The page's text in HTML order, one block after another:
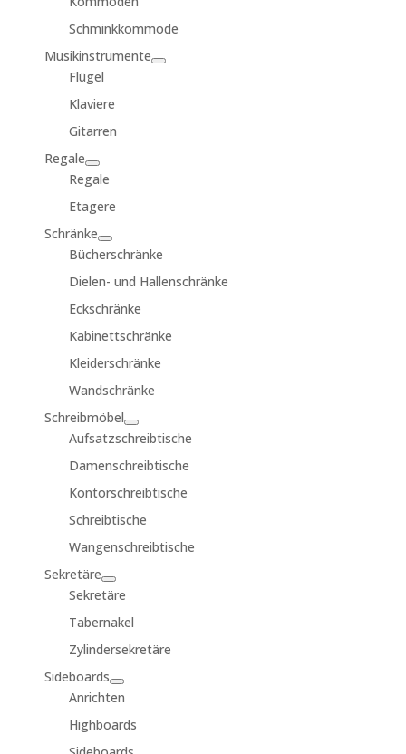
Schminkkommode
Musikinstrumente
Flügel
Klaviere
Gitarren
Regale
Regale
Etagere
Schränke
Bücherschränke
Dielen- und Hallenschränke
Eckschränke
Kabinettschränke
Kleiderschränke
Wandschränke
Schreibmöbel
Aufsatzschreibtische
Damenschreibtische
Kontorschreibtische
Schreibtische
Wangenschreibtische
Sekretäre
Sekretäre
Tabernakel
Zylindersekretäre
Sideboards
Anrichten
Highboards